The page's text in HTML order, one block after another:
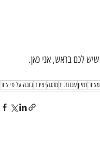
שיש לכם בראש, אני כאן.
בובה על פי ציוריצירה מתנהעבודת ידדמיון